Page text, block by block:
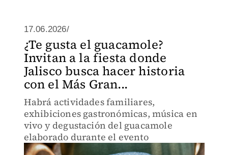
17.06.2026/
¿Te gusta el guacamole?
Invitan a la fiesta donde
Jalisco busca hacer historia
con el Más Gran...
Habrá actividades familiares,
exhibiciones gastronómicas, música en
vivo y degustación del guacamole
elaborado durante el evento